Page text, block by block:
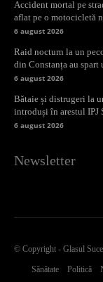
Accident mortal pe
aflat pe o motocicletă
6 august 2026
Raid nocturn la un
din Constanța au
6 august 2026
Bătaie și distrugeri la
introduși în arestul IPJ
6 august 2026
Newsletter
© Copyright - Glasul
Sănătate Politică